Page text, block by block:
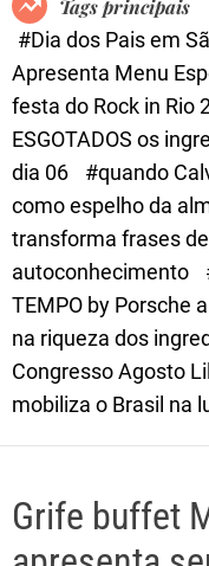
Tags principais
#Dia dos Pais em
Apresenta Menu
festa do Rock in Rio
ESGOTADOS os
dia 06
#quando
como espelho da
transforma frases
autoconhecimento
TEMPO by Porsche
na riqueza dos
Congresso Agosto
mobiliza o Brasil na
Grife buffet